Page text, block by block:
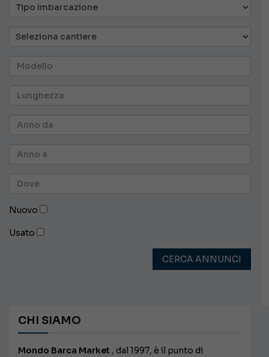
Nuovo
Usato
CERCA ANNUNCI
CHI SIAMO
Mondo Barca Market , dal 1997, è il punto di